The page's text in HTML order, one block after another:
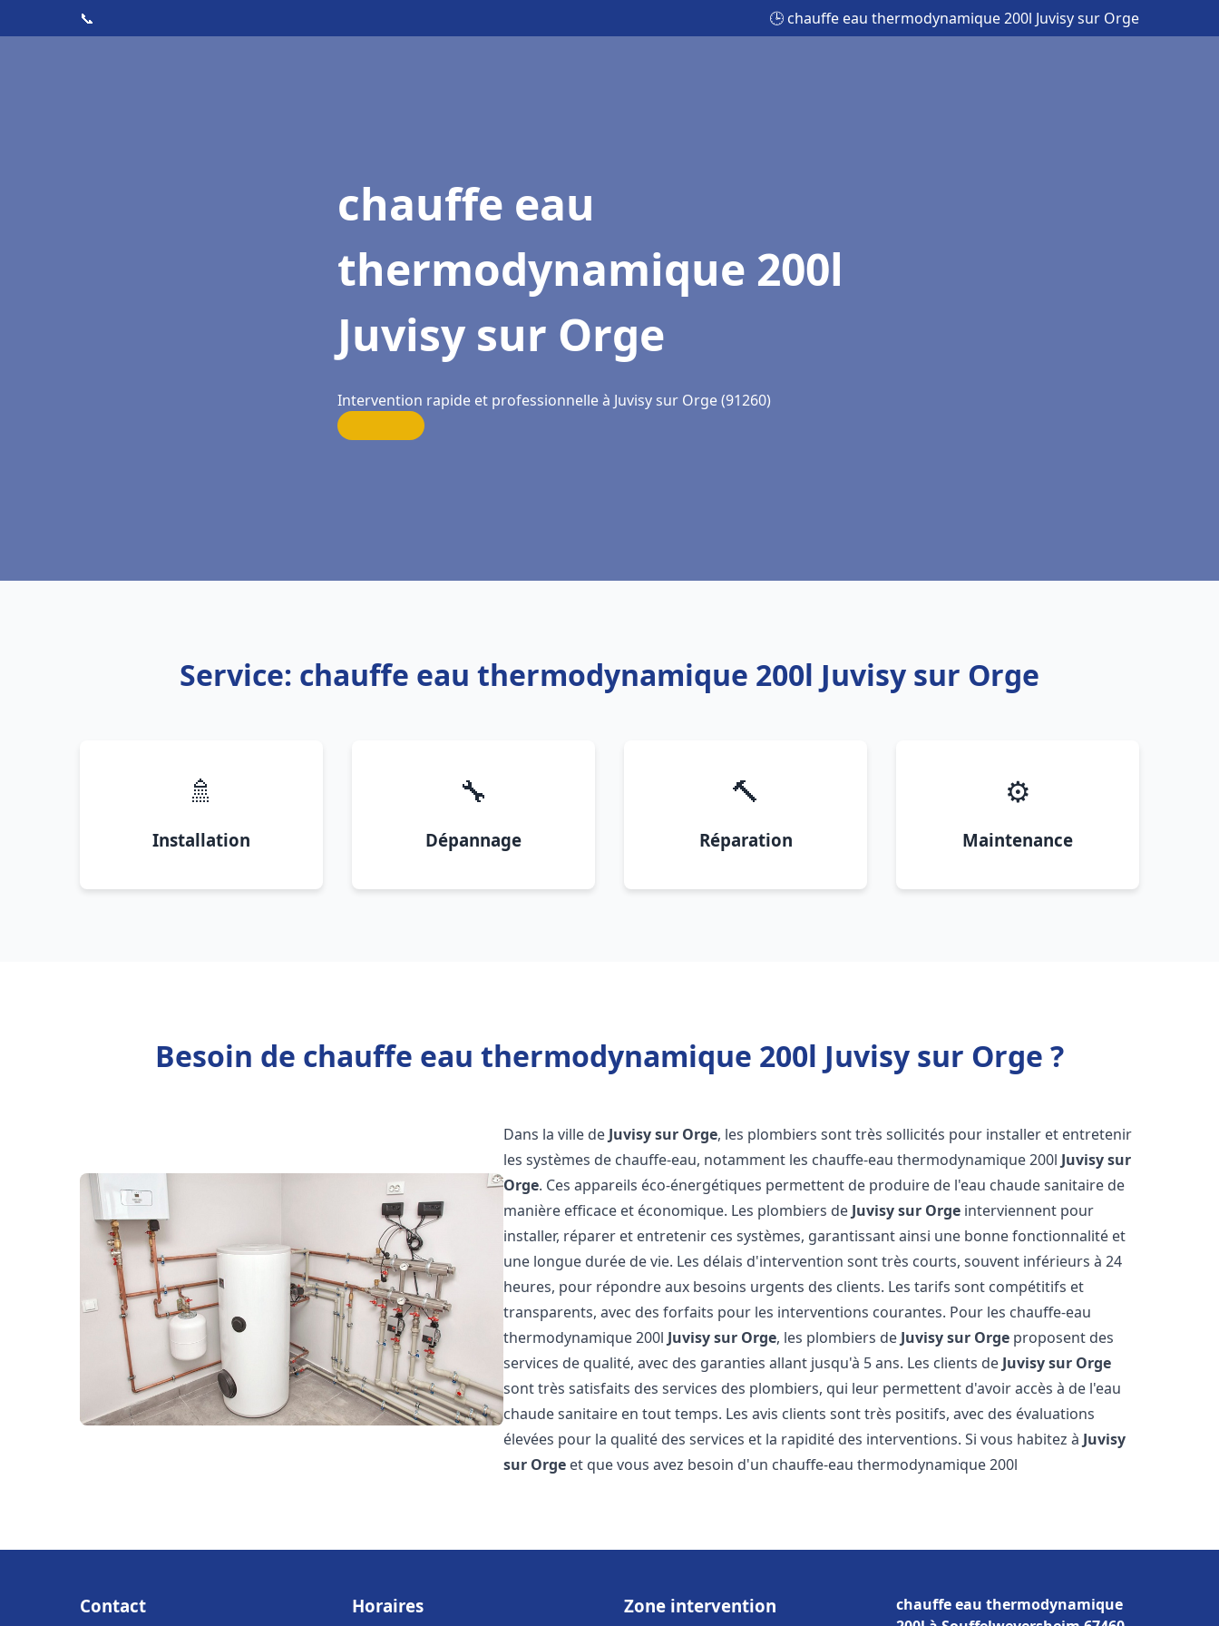
📞 🕒 chauffe eau thermodynamique 200l Juvisy sur Orge
chauffe eau
thermodynamique 200l
Juvisy sur Orge
Intervention rapide et professionnelle à Juvisy sur Orge (91260)
Service: chauffe eau thermodynamique 200l Juvisy sur Orge
🚿
Installation
🔧
Dépannage
🔨
Réparation
⚙️
Maintenance
Besoin de chauffe eau thermodynamique 200l Juvisy sur Orge ?
Dans la ville de Juvisy sur Orge, les plombiers sont très sollicités pour installer et entretenir
les systèmes de chauffe-eau, notamment les chauffe-eau thermodynamique 200l Juvisy sur
Orge. Ces appareils éco-énergétiques permettent de produire de l'eau chaude sanitaire de
manière efficace et économique. Les plombiers de Juvisy sur Orge interviennent pour
installer, réparer et entretenir ces systèmes, garantissant ainsi une bonne fonctionnalité et
une longue durée de vie. Les délais d'intervention sont très courts, souvent inférieurs à 24
heures, pour répondre aux besoins urgents des clients. Les tarifs sont compétitifs et
transparents, avec des forfaits pour les interventions courantes. Pour les chauffe-eau
thermodynamique 200l Juvisy sur Orge, les plombiers de Juvisy sur Orge proposent des
services de qualité, avec des garanties allant jusqu'à 5 ans. Les clients de Juvisy sur Orge
sont très satisfaits des services des plombiers, qui leur permettent d'avoir accès à de l'eau
chaude sanitaire en tout temps. Les avis clients sont très positifs, avec des évaluations
élevées pour la qualité des services et la rapidité des interventions. Si vous habitez à Juvisy
sur Orge et que vous avez besoin d'un chauffe-eau thermodynamique 200l
Contact Horaires Zone intervention
chauffe eau thermodynamique